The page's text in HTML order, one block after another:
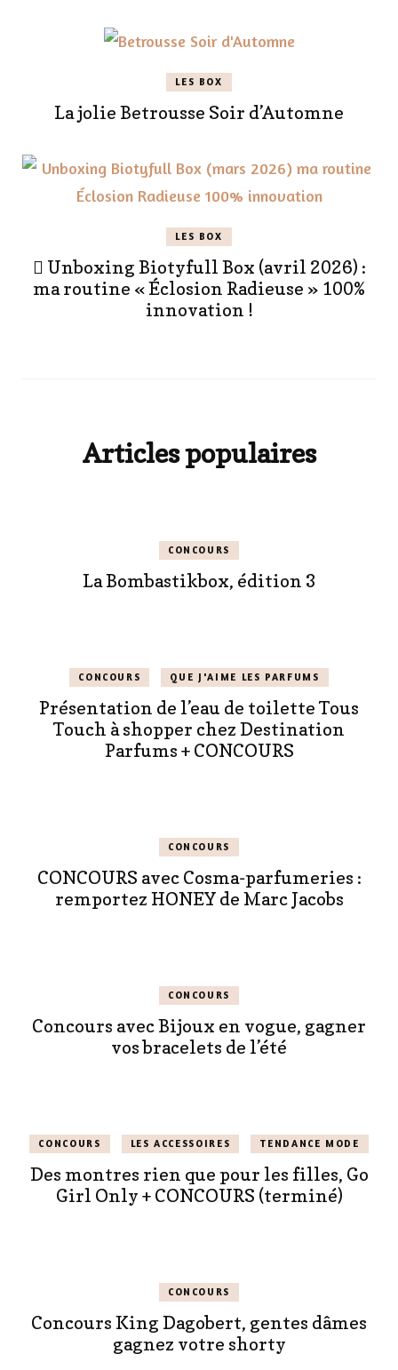
LES BOX
La jolie Betrousse Soir d’Automne
LES BOX
 Unboxing Biotyfull Box (avril 2026) :
ma routine « Éclosion Radieuse » 100%
innovation !
Articles populaires
CONCOURS
La Bombastikbox, édition 3
CONCOURS QUE J'AIME LES PARFUMS
Présentation de l’eau de toilette Tous
Touch à shopper chez Destination
Parfums + CONCOURS
CONCOURS
CONCOURS avec Cosma-parfumeries :
remportez HONEY de Marc Jacobs
CONCOURS
Concours avec Bijoux en vogue, gagner
vos bracelets de l’été
CONCOURS LES ACCESSOIRES TENDANCE MODE
Des montres rien que pour les filles, Go
Girl Only + CONCOURS (terminé)
CONCOURS
Concours King Dagobert, gentes dâmes
gagnez votre shorty